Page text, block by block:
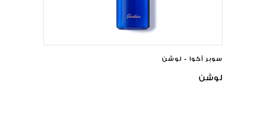
سوبر أكوا - لوشن
لوشن